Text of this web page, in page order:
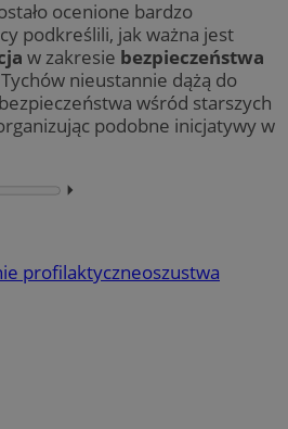
ocenione bardzo
podkreślili, jak ważna jest
w zakresie bezpieczeństwa
nieustannie dążą do
wśród starszych
podobne inicjatywy w
⏵︎
profilaktyczneoszustwa